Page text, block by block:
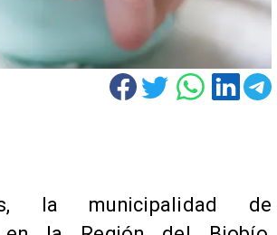
la municipalidad de